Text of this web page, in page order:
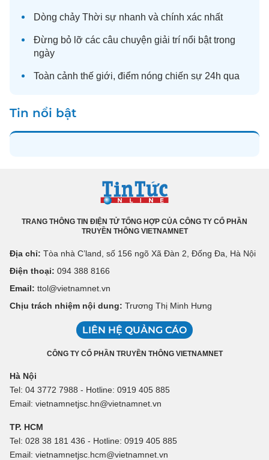
Dòng chảy Thời sự nhanh và chính xác nhất
Đừng bỏ lỡ các câu chuyện giải trí nổi bật trong
ngày
Toàn cảnh thế giới, điểm nóng chiến sự 24h qua
Tin nổi bật
TRANG THÔNG TIN ĐIỆN TỬ TỔNG HỢP CỦA CÔNG TY CỔ PHẦN
TRUYỀN THÔNG VIETNAMNET
Địa chỉ: Tòa nhà C’land, số 156 ngõ Xã Đàn 2, Đống Đa, Hà Nội
Điện thoại: 094 388 8166
Email: ttol@vietnamnet.vn
Chịu trách nhiệm nội dung: Trương Thị Minh Hưng
LIÊN HỆ QUẢNG CÁO
CÔNG TY CỔ PHẦN TRUYỀN THÔNG VIETNAMNET
Hà Nội
Tel: 04 3772 7988 - Hotline: 0919 405 885
Email: vietnamnetjsc.hn@vietnamnet.vn
TP. HCM
Tel: 028 38 181 436 - Hotline: 0919 405 885
Email: vietnamnetjsc.hcm@vietnamnet.vn